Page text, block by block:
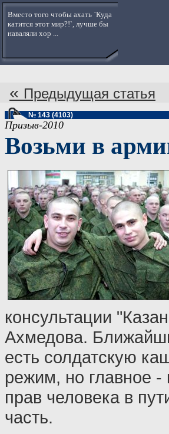
Вместо того чтобы ахать `Куда
катится этот мир?!`, лучше бы
наваляли хор ...
« Предыдущая статья
№ 143 (4103)
Призыв-2010
Возьми в
консультации
Ахмедова.
есть солдатскую
режим, но главное -
прав человека в
часть.